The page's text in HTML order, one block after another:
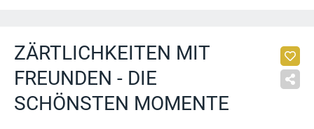
ZÄRTLICHKEITEN MIT
FREUNDEN - DIE
SCHÖNSTEN MOMENTE